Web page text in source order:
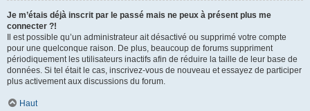
Je m’étais déjà inscrit par le passé mais ne peux à présent plus me
connecter ?!
Il est possible qu’un administrateur ait désactivé ou supprimé votre compte
pour une quelconque raison. De plus, beaucoup de forums suppriment
périodiquement les utilisateurs inactifs afin de réduire la taille de leur base de
données. Si tel était le cas, inscrivez-vous de nouveau et essayez de participer
plus activement aux discussions du forum.
Haut